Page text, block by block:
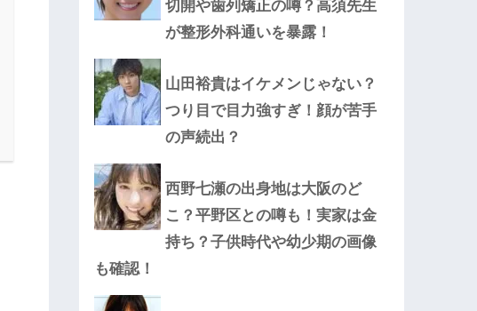
切開や歯列矯正の噂？高須先生
が整形外科通いを暴露！
山田裕貴はイケメンじゃない？
つり目で目力強すぎ！顔が苦手
の声続出？
西野七瀬の出身地は大阪のど
こ？平野区との噂も！実家は金
持ち？子供時代や幼少期の画像
も確認！